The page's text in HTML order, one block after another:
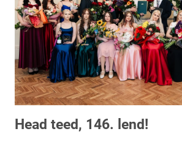
Head teed, 146. lend!